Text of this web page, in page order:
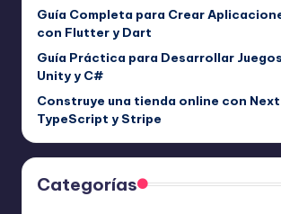
Guía Completa para Crear
con Flutter y Dart
Guía Práctica para Desarrollar
Unity y C#
Construye una tienda online con
TypeScript y Stripe
Categorías